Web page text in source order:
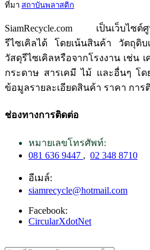
ที่มา สถาบันพลาสติก
SiamRecycle.com เป็นเว็บไซต์
รีไซเคิลได้ โดยเน้นสินค้า วัตถุดิบ
วัสดุรีไซเคิลหรือจากโรงงาน เช่น
กระดาษ สารเคมี ไม้ และอื่นๆ โด
ข้อมูลรายละเอียดสินค้า ราคา การ
ช่องทางการติดต่อ
หมายเลขโทรศัพท์:
081 636 9447 , 02 348 8710
อีเมล์:
siamrecycle@hotmail.com
Facebook:
CircularXdotNet